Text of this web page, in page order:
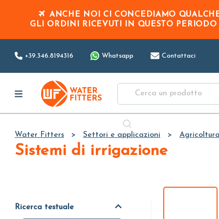
ANCHE NOI CI CONCEDIAMO
GLI ORDINI RICEVUTI IN QUESTO
+39.346.8194316 Whatsapp Contattaci
Water Fitters Settori e applicazioni Agricoltura
Sistemi di irrigazione
Ricerca testuale